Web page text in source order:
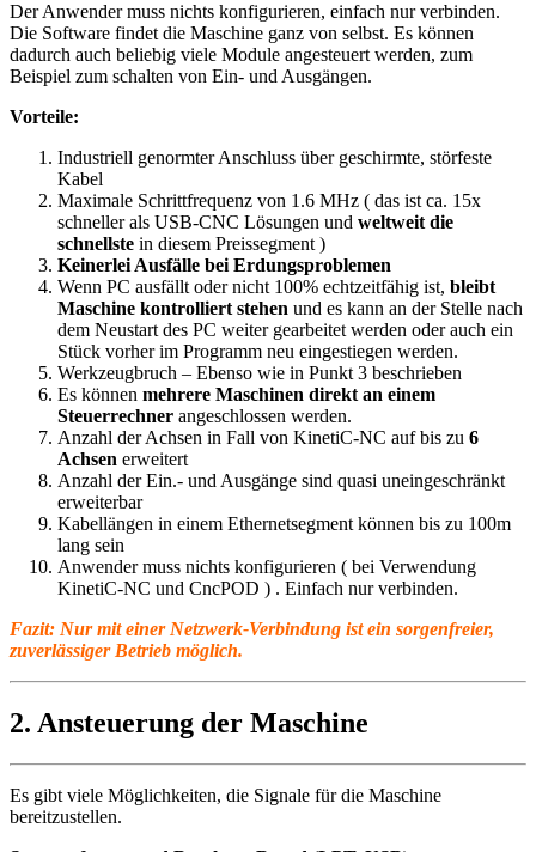
Der Anwender muss nichts konfigurieren, einfach nur verbinden.
Die Software findet die Maschine ganz von selbst. Es können
dadurch auch beliebig viele Module angesteuert werden, zum
Beispiel zum schalten von Ein- und Ausgängen.
Vorteile:
Industriell genormter Anschluss über geschirmte, störfeste
Kabel
Maximale Schrittfrequenz von 1.6 MHz ( das ist ca. 15x
schneller als USB-CNC Lösungen und weltweit die
schnellste in diesem Preissegment )
Keinerlei Ausfälle bei Erdungsproblemen
Wenn PC ausfällt oder nicht 100% echtzeitfähig ist, bleibt
Maschine kontrolliert stehen und es kann an der Stelle nach
dem Neustart des PC weiter gearbeitet werden oder auch ein
Stück vorher im Programm neu eingestiegen werden.
Werkzeugbruch – Ebenso wie in Punkt 3 beschrieben
Es können mehrere Maschinen direkt an einem
Steuerrechner angeschlossen werden.
Anzahl der Achsen in Fall von KinetiC-NC auf bis zu 6
Achsen erweitert
Anzahl der Ein.- und Ausgänge sind quasi uneingeschränkt
erweiterbar
Kabellängen in einem Ethernetsegment können bis zu 100m
lang sein
Anwender muss nichts konfigurieren ( bei Verwendung
KinetiC-NC und CncPOD ) . Einfach nur verbinden.
Fazit: Nur mit einer Netzwerk-Verbindung ist ein sorgenfreier,
zuverlässiger Betrieb möglich.
2. Ansteuerung der Maschine
Es gibt viele Möglichkeiten, die Signale für die Maschine
bereitzustellen.